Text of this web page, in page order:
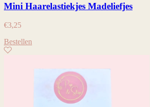
Mini Haarelastiekjes Madeliefjes
€3,25
Bestellen